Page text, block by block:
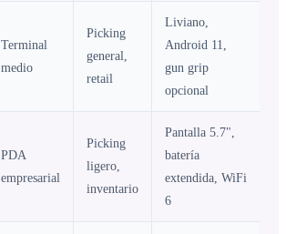
Terminal
medio
Picking
general,
retail
Liviano,
Android 11,
gun grip
opcional
PDA
empresarial
Picking
ligero,
inventario
Pantalla 5.7",
batería
extendida, WiFi
6